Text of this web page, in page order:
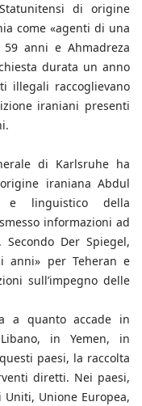
di origine
come «agenti di una
anni e Ahmadreza
durata un anno
illegali raccoglievano
iraniani presenti
di Karlsruhe ha
iraniana Abdul
e linguistico della
informazioni ad
Der Spiegel,
anni» per Teheran e
sull’impegno delle
a quanto accade in
in Yemen, in
paesi, la raccolta
diretti. Nei paesi,
Unione Europea,